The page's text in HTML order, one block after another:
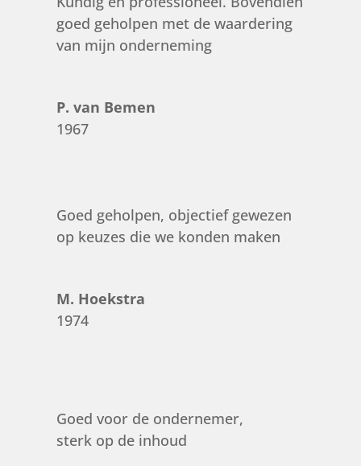
goed geholpen met de waardering
van mijn onderneming
P. van Bemen
1967
Goed geholpen, objectief gewezen
op keuzes die we konden maken
M. Hoekstra
1974
Goed voor de ondernemer,
sterk op de inhoud